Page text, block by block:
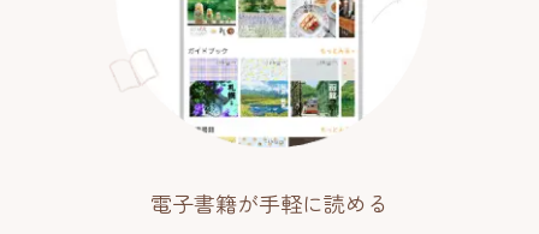
電子書籍が手軽に読める